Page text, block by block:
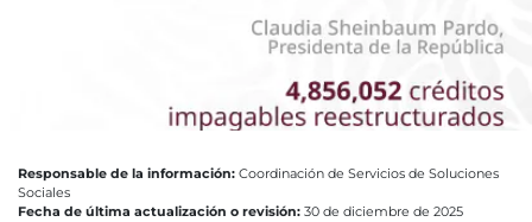
Responsable de la información: Coordinación de Servicios de Soluciones
Sociales
Fecha de última actualización o revisión: 30 de diciembre de 2025